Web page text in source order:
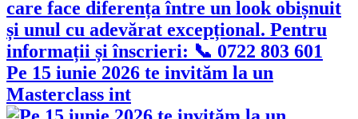
Pe 15 iunie 2026 te invităm la un
Masterclass int